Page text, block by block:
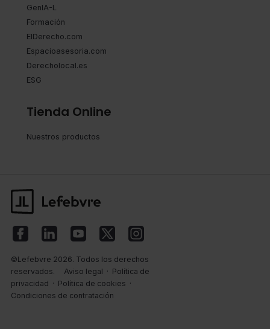
GenIA-L
Formación
ElDerecho.com
Espacioasesoria.com
Derecholocal.es
ESG
Tienda Online
Nuestros productos
©Lefebvre 2026. Todos los derechos
reservados.
Aviso legal · Política de
privacidad · Política de cookies ·
Condiciones de contratación